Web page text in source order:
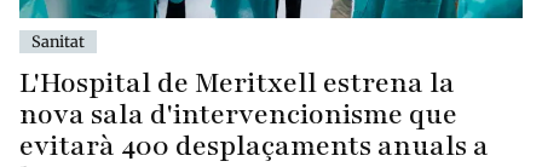
Sanitat
L'Hospital de Meritxell estrena la
nova sala d'intervencionisme que
evitarà 400 desplaçaments anuals a